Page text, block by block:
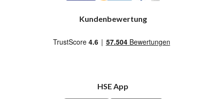
Kundenbewertung
HSE App